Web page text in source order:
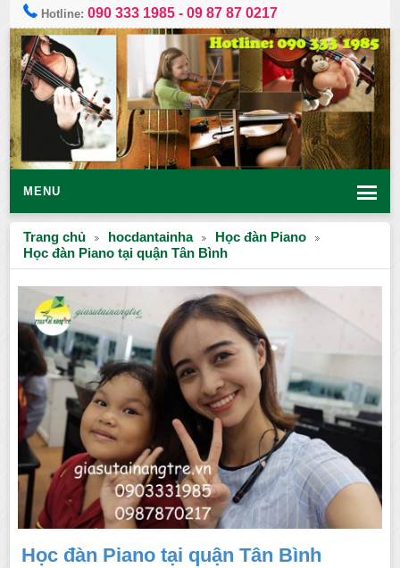
Hotline:090 333 1985 -09 87 87 0217
MENU
Trang chủ hocdantainha
Học đàn Piano
Học đàn Piano tại quận Tân Bình
Học đàn Piano tại quận Tân Bình